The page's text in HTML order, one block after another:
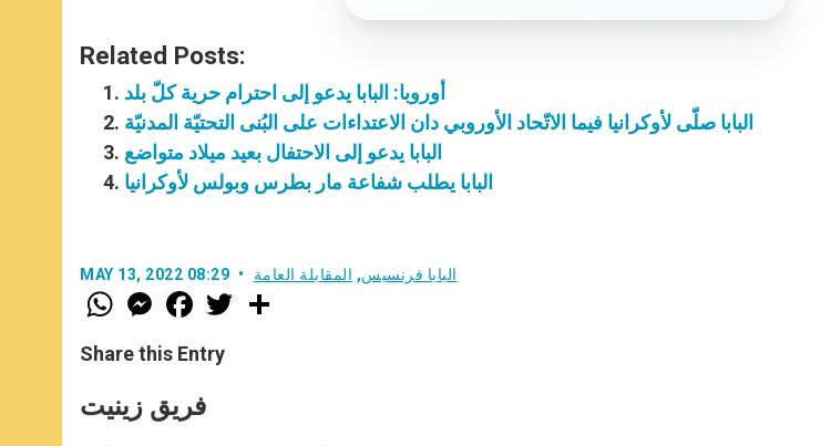
Related Posts:
أوروبا: البابا يدعو إلى احترام حرية كلّ بلد
البابا صلّى لأوكرانيا فيما الاتّحاد الأوروبي دان الاعتداءات على البُنى التحتيّة المدنيّة
البابا يدعو إلى الاحتفال بعيد ميلاد متواضع
البابا يطلب شفاعة مار بطرس وبولس لأوكرانيا
MAY 13, 2022 08:29 البابا فرنسيس, المقابلة العامة
W
h
t
s
p
p
M
e
s
e
g
e
F
a
e
b
o
k
w
Share this Entry
فريق زينيت